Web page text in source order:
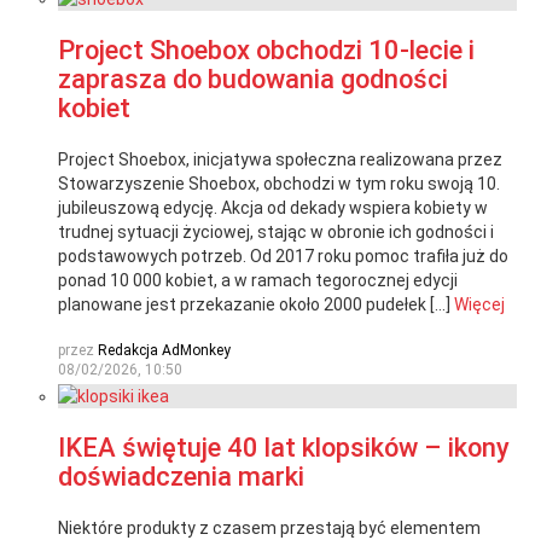
Project Shoebox obchodzi 10-lecie i
zaprasza do budowania godności
kobiet
Project Shoebox, inicjatywa społeczna realizowana przez
Stowarzyszenie Shoebox, obchodzi w tym roku swoją 10.
jubileuszową edycję. Akcja od dekady wspiera kobiety w
trudnej sytuacji życiowej, stając w obronie ich godności i
podstawowych potrzeb. Od 2017 roku pomoc trafiła już do
ponad 10 000 kobiet, a w ramach tegorocznej edycji
planowane jest przekazanie około 2000 pudełek […] Więcej
przez Redakcja AdMonkey
08/02/2026, 10:50
IKEA świętuje 40 lat klopsików – ikony
doświadczenia marki
Niektóre produkty z czasem przestają być elementem